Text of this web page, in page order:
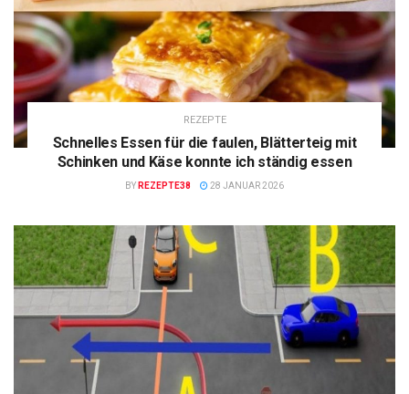
REZEPTE
Schnelles Essen für die faulen, Blätterteig mit
Schinken und Käse konnte ich ständig essen
BY REZEPTE38 28 JANUAR 2026